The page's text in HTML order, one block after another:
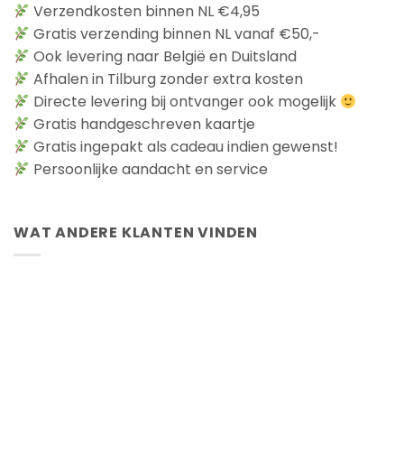
Verzendkosten binnen NL €4,95
Gratis verzending binnen NL vanaf €50,-
Ook levering naar België en Duitsland
Afhalen in Tilburg zonder extra kosten
Directe levering bij ontvanger ook mogelijk
Gratis handgeschreven kaartje
Gratis ingepakt als cadeau indien gewenst!
Persoonlijke aandacht en service
WAT ANDERE KLANTEN VINDEN